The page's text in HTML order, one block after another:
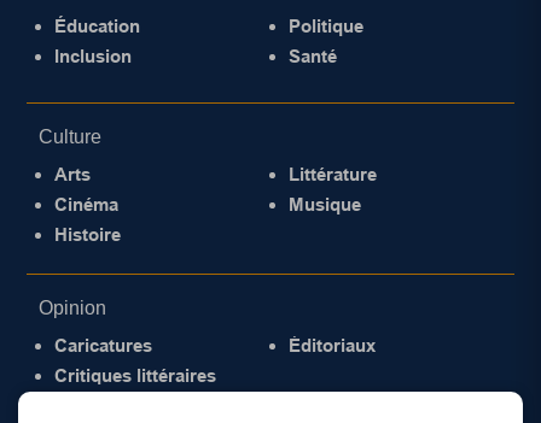
Éducation
Inclusion
Politique
Santé
Culture
Arts
Cinéma
Histoire
Littérature
Musique
Opinion
Caricatures
Critiques littéraires
Éditoriaux